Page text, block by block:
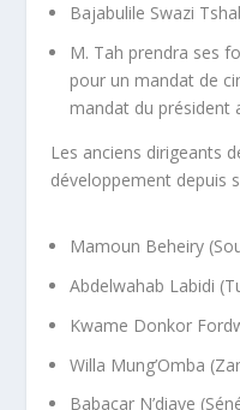
Bajabulile Swazi
M. Tah prendra ses
pour un mandat de
mandat du président
Les anciens dirigeants
développement depuis
Mamoun Beheiry
Abdelwahab Labidi
Kwame Donkor
Willa Mung’Omba
Babacar N’diaye